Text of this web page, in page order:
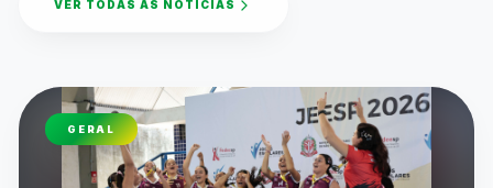
VER TODAS AS NOTÍCIAS
GERAL